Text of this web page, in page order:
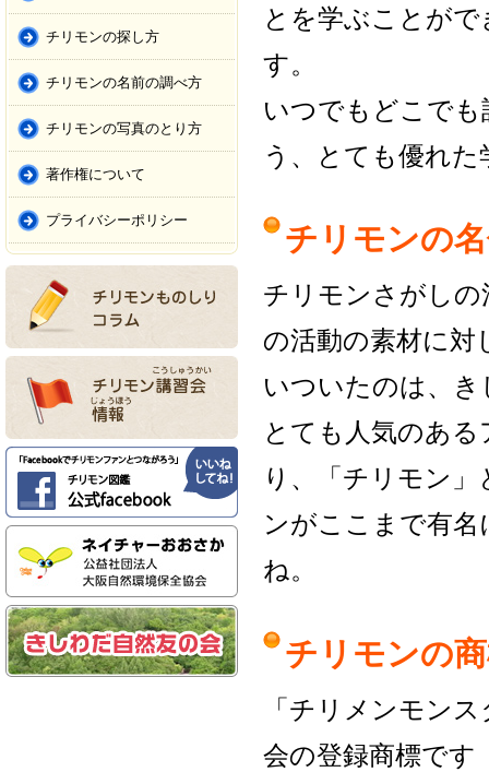
チリモンの探し方
チリモンの名前の調べ方
チリモンの写真のとり方
著作権について
プライバシーポリシー
とを学ぶことが
す。
いつでもどこで
う、とても優れ
チリモンの
チリモンさがし
の活動の素材に対
いついたのは、
とても人気のあ
り、「チリモン
ンがここまで有
ね。
チリモンの
「チリメンモン
会の登録商標です